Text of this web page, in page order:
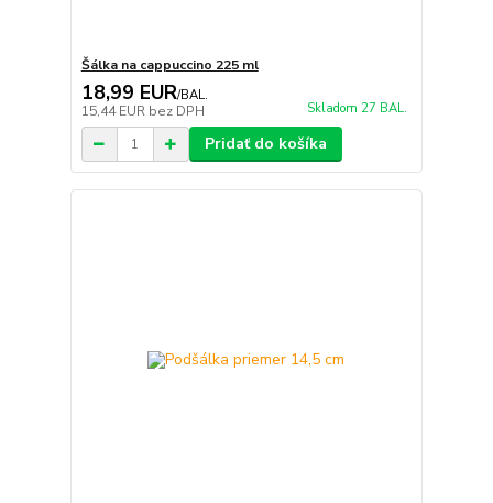
Šálka na cappuccino 225 ml
18,99 EUR/BAL.
15,44 EUR bez DPH Skladom 27 BAL.
Pridať do košíka